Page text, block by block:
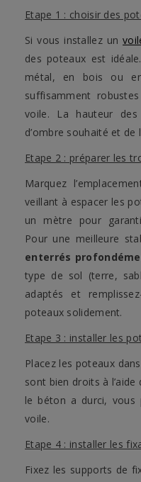
Etape 1 : choisir des
Si vous installez un
des poteaux est
métal, en bois ou
suffisamment
voile. La hauteur des
d’ombre souhaité et de
Etape 2 : préparer les
Marquez
veillant à espacer les
un mètre pour
Pour une meilleure
enterrés
type de sol (terre,
adaptés et
poteaux solidement.
Etape 3 : installer les
Placez les poteaux
sont bien droits à l’aide
le béton a durci, vous
voile.
Etape 4 : installer les
Fixez les supports de